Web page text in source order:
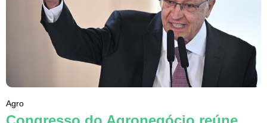
Agro